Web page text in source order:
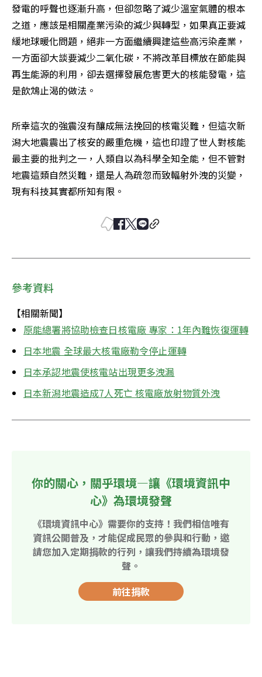
發電的呼聲也逐漸升高，但卻忽略了減少溫室氣體的根本
之道，應該是相關產業污染的減少與轉型，如果真正要減
緩地球暖化問題，絕非一方面繼續興建這些高污染產業，
一方面卻大談要減少二氧化碳，不將改革目標放在節能與
再生能源的利用，卻去選擇發展危害更大的核能發電，這
是飲鴆止渴的做法。
所幸這次的強震沒有釀成無法挽回的核電災難，但這次新
潟大地震震出了核安的嚴重危機，這也印證了世人對核能
最主要的批判之一，人類自以為科學全知全能，但不管對
地震這類自然災難，還是人為疏忽而致輻射外洩的災變，
現有科技其實都所知有限。
參考資料
【相關新聞】
原能總署將協助檢查日核電廠 專家：1年內難恢復運轉
日本地震 全球最大核電廠勒令停止運轉
日本承認地震使核電站出現更多洩漏
日本新潟地震造成7人死亡 核電廠放射物質外洩
你的關心，關乎環境—讓《環境資訊中
心》為環境發聲
《環境資訊中心》需要你的支持！我們相信唯有
資訊公開普及，才能促成民眾的參與和行動，邀
請您加入定期捐款的行列，讓我們持續為環境發
聲。
前往捐款